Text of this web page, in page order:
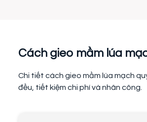
Cách gieo mầm lúa
Chi tiết cách gieo mầm lúa mạch
đều, tiết kiệm chi phí và nhân công.